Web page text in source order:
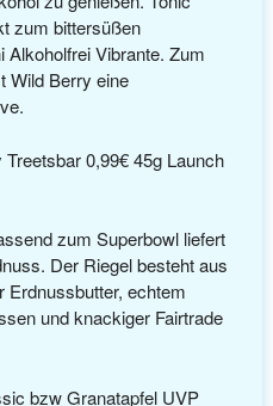
zum bittersüßen
Vibrante. Zum
Wild Berry eine
0,99€ 45g Launch
zum Superbowl liefert
Der Riegel besteht aus
Erdnussbutter, echtem
und knackiger Fairtrade
bzw Granatapfel UVP